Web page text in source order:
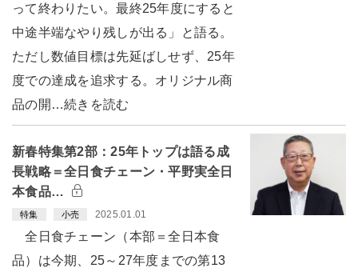
って終わりたい。最終25年度にすると
中途半端なやり残しが出る」と語る。
ただし数値目標は先延ばしせず、25年
度での達成を追求する。オリジナル商
品の開…続きを読む
新春特集第2部：25年トップは語る成
長戦略＝全日食チェーン・平野実全日
本食品…
特集 小売 2025.01.01
全日食チェーン（本部＝全日本食
品）は今期、25～27年度までの第13